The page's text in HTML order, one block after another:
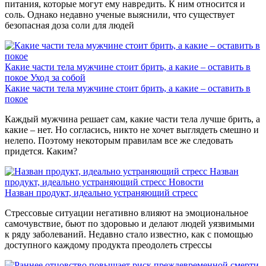
питания, которые могут ему навредить. К ним относится и
соль. Однако недавно ученые выяснили, что существует
безопасная доза соли для людей
Какие части тела мужчине стоит брить, а какие – оставить в
покое Уход за собой
Какие части тела мужчине стоит брить, а какие – оставить в
покое
Каждый мужчина решает сам, какие части тела лучше брить, а
какие – нет. Но согласись, никто не хочет выглядеть смешно и
нелепо. Поэтому некоторым правилам все же следовать
придется. Каким?
Назван
продукт, идеально устраняющий стресс Новости
Назван продукт, идеально устраняющий стресс
Стрессовые ситуации негативно влияют на эмоциональное
самочувствие, бьют по здоровью и делают людей уязвимыми
к ряду заболеваний. Недавно стало известно, как с помощью
доступного каждому продукта преодолеть стрессы